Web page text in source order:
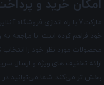
امکان خرید و
مارکت7 با راه ‌اندازی
محصولات مورد نظر خود را
ارائه تخفیف های ویژه و ارسال